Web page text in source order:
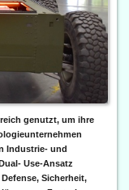
genutzt, um ihre
Industrie- und
Use-Ansatz
Sicherheit,